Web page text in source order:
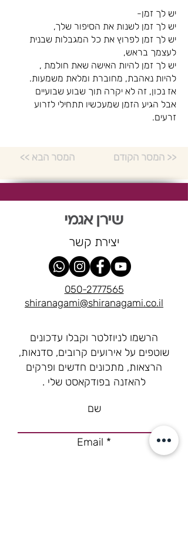
יש לך זמן-
יש לך זמן לשנות את הסיפור שלך,
יש לך זמן לפרוץ את כל המגבלות שבנית
לעצמך בראש,
יש לך זמן להיות האישה שאת חולמת ,
להיות נאהבת, מחוברת ומלאת משמעות.
אז נכון, זה לא יקרה תוך שבוע שבועיים
אבל הגיע הזמן שמעכשיו תתחילי לזרוע
זרעים.
<< המסר הבא המסר הקודם >>
יצירת קשר
050-2777565
shiranagami@shiranagami.co.il
הרשמו לניוזלטר וקבלו עדכונים
שוטפים על אירועים קרובים, סדנאות,
הרצאות, מתכונים חדשים ופרקים
להאזנה בפודקאסט שלי .
שם
Email